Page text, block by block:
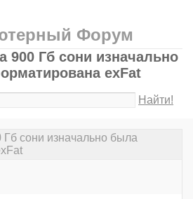
Форум
900 Гб сони изначально
exFat
Найти!
сони изначально была